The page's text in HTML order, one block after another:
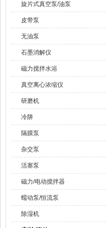
旋片式真空泵/油泵
皮带泵
无油泵
石墨消解仪
磁力搅拌水浴
真空离心浓缩仪
研磨机
冷阱
隔膜泵
杂交泵
活塞泵
磁力/电动搅拌器
蠕动泵/恒流泵
除湿机